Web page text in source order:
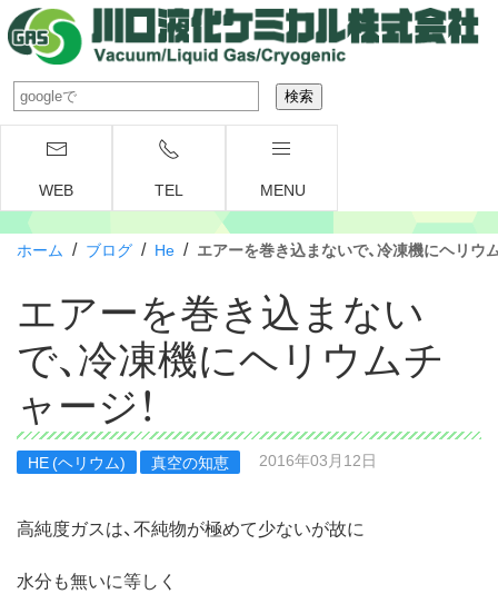
WEB TEL MENU
ホーム / ブログ / He / エアーを巻き込まないで、冷凍機にヘリウ
エアーを巻き込まない
で、冷凍機にヘリウムチ
ャージ！
HE (ヘリウム) 真空の知恵 2016年03月12日
高純度ガスは、不純物が極めて少ないが故に
水分も無いに等しく